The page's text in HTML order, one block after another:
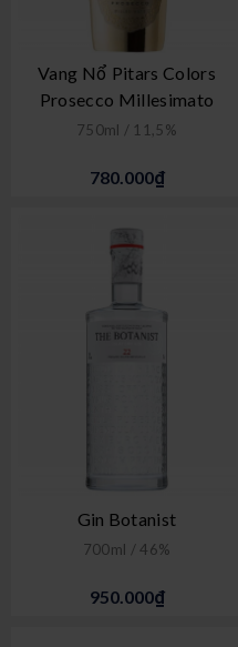
Vang Nổ Pitars Colors
Prosecco Millesimato
750ml / 11,5%
780.000₫
Gin Botanist
700ml / 46%
950.000₫